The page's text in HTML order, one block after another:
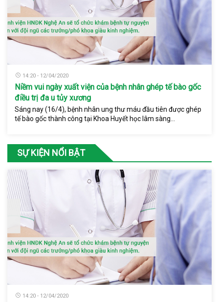
14:20 - 12/04/2020
Niềm vui ngày xuất viện của bệnh nhân ghép tế bào gốc
điều trị đa u tủy xương
Sáng nay (16/4), bệnh nhân ung thư máu đầu tiên được ghép
tế bào gốc thành công tại Khoa Huyết học lâm sàng...
SỰ KIỆN NỔI BẬT
14:20 - 12/04/2020